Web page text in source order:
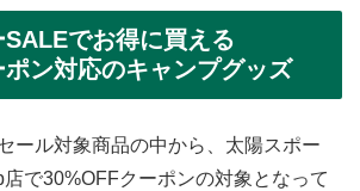
でお得に買える
ン対応のキャンプグッズ
ール対象商品の中から、太陽スポー
で30%OFFクーポンの対象となって